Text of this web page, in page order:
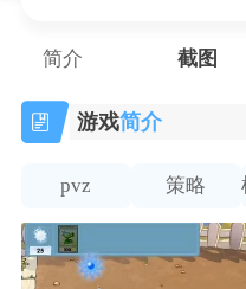
简介 截图
游戏简介
pvz 策略